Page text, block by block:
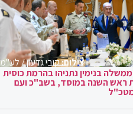
צילום:קובי גדעון / לע"מ
בנימין נתניהו בהרמת כוסית
ראש השנה במוסד, בשב"כ ועם